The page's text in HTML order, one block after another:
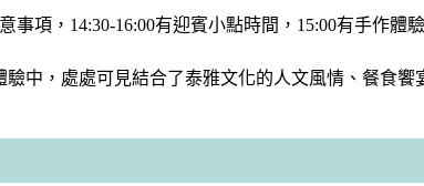
項，14:30-16:00有迎賓小點時間，15:00有手作體
中，處處可見結合了泰雅文化的人文風情、餐食饗